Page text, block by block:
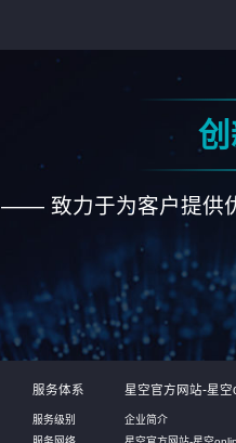
—— 致力于为客户提供
服务体系
服务级别
星空官方网站-星
企业简介